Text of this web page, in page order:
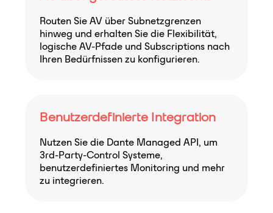
Routen Sie AV über Subnetzgrenzen
hinweg und erhalten Sie die Flexibilität,
logische AV-Pfade und Subscriptions nach
Ihren Bedürfnissen zu konfigurieren.
Benutzerdefinierte Integration
Nutzen Sie die Dante Managed API, um
3rd-Party-Control Systeme,
benutzerdefiniertes Monitoring und mehr
zu integrieren.